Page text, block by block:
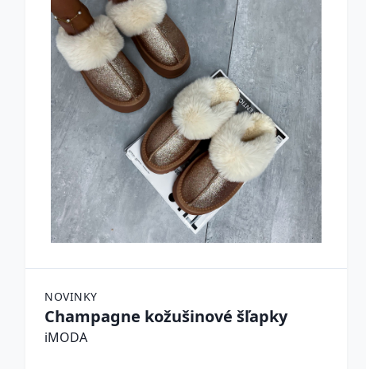
NOVINKY
Champagne kožušinové šľapky
iMODA